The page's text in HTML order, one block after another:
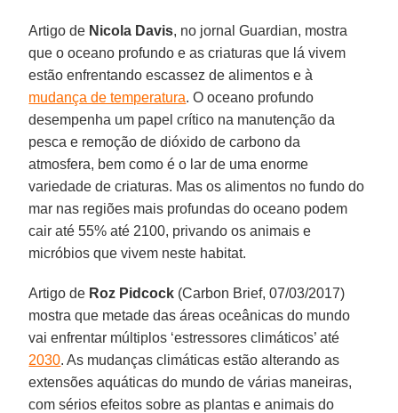
Artigo de Nicola Davis, no jornal Guardian, mostra
que o oceano profundo e as criaturas que lá vivem
estão enfrentando escassez de alimentos e à
mudança de temperatura. O oceano profundo
desempenha um papel crítico na manutenção da
pesca e remoção de dióxido de carbono da
atmosfera, bem como é o lar de uma enorme
variedade de criaturas. Mas os alimentos no fundo do
mar nas regiões mais profundas do oceano podem
cair até 55% até 2100, privando os animais e
micróbios que vivem neste habitat.
Artigo de Roz Pidcock (Carbon Brief, 07/03/2017)
mostra que metade das áreas oceânicas do mundo
vai enfrentar múltiplos ‘estressores climáticos’ até
2030. As mudanças climáticas estão alterando as
extensões aquáticas do mundo de várias maneiras,
com sérios efeitos sobre as plantas e animais do